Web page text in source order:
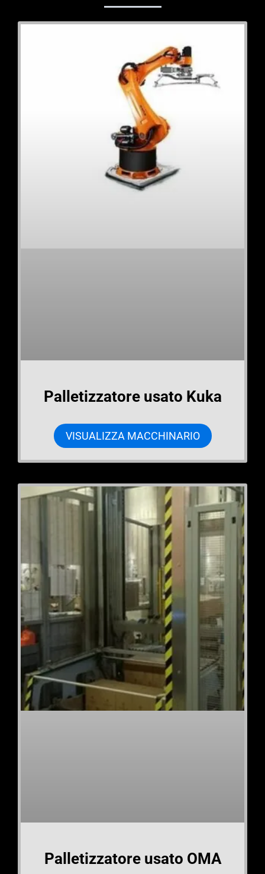
Palletizzatore usato Kuka
VISUALIZZA MACCHINARIO
Palletizzatore usato OMA